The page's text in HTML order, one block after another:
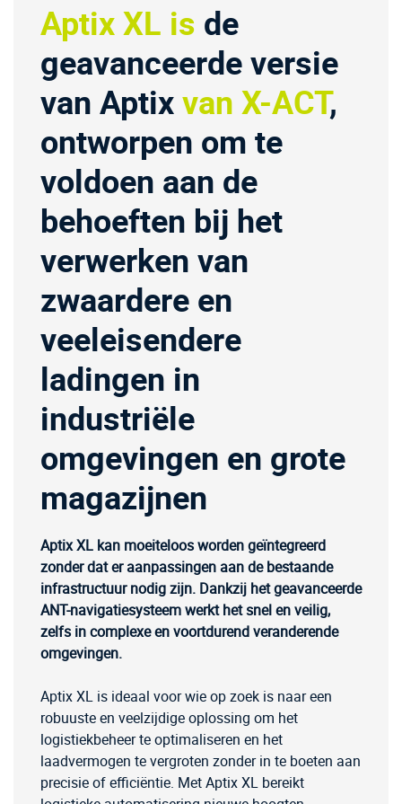
Aptix XL is de
geavanceerde versie
van Aptixvan X-ACT,
ontworpen om te
voldoen aan de
behoeften bij het
verwerken van
zwaardere en
veeleisendere
ladingen in
industriële
omgevingen en grote
magazijnen
Aptix XL kan moeiteloos worden geïntegreerd
zonder dat er aanpassingen aan de bestaande
infrastructuur nodig zijn. Dankzij het geavanceerde
ANT-navigatiesysteem werkt het snel en veilig,
zelfs in complexe en voortdurend veranderende
omgevingen.
Aptix XL is ideaal voor wie op zoek is naar een
robuuste en veelzijdige oplossing om het
logistiekbeheer te optimaliseren en het
laadvermogen te vergroten zonder in te boeten aan
precisie of efficiëntie. Met Aptix XL bereikt